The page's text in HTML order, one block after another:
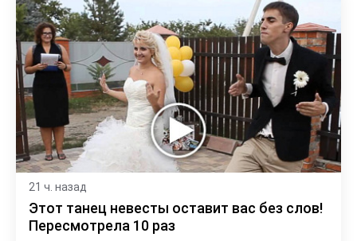
21 ч. назад
Этот танец невесты оставит вас без слов!
Пересмотрела 10 раз